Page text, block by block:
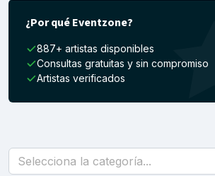
¿Por qué Eventzone?
887+ artistas disponibles
Consultas gratuitas y sin compromiso
Artistas verificados
Selecciona la categoría...